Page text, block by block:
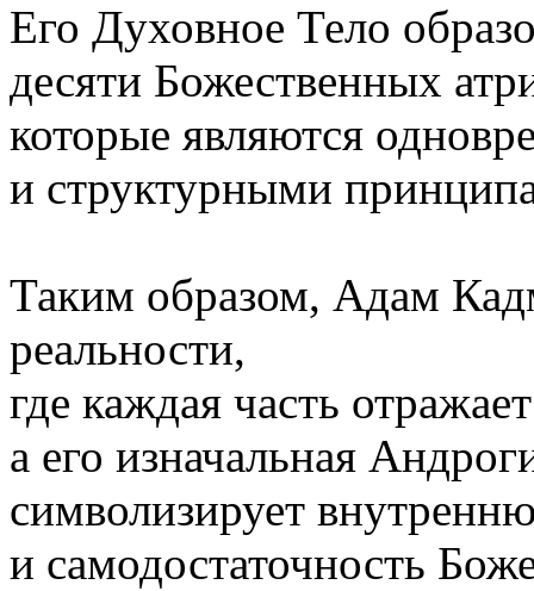
Его Духовное Тело
десяти Божественных
которые являются
и структурными
Таким образом, Адам
реальности,
где каждая часть
а его изначальная
символизирует
и самодостаточность